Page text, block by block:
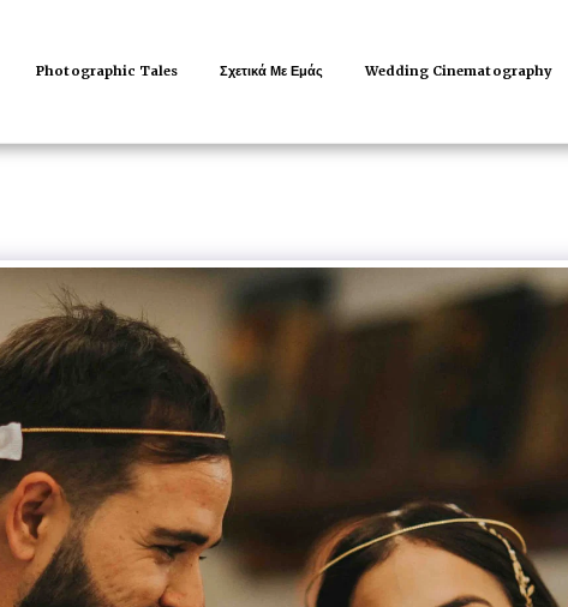
Photographic Tales Σχετικά Με Εμάς Wedding Cinematography